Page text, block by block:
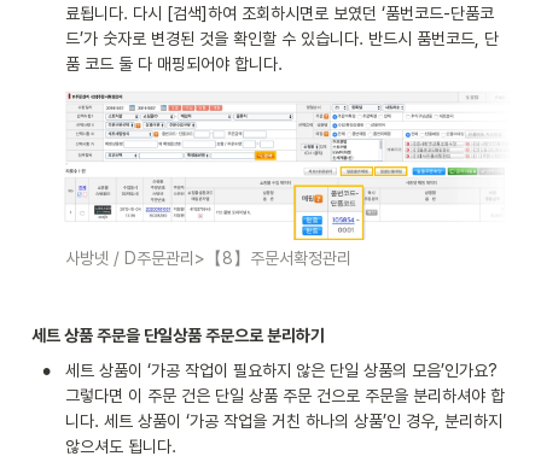
료됩니다. 다시 [검색]하여 조회하시면로 보였던 ‘품번코드-단품코
드’가 숫자로 변경된 것을 확인할 수 있습니다. 반드시 품번코드, 단
품 코드 둘 다 매핑되어야 합니다.
사방넷 / D주문관리>【8】주문서확정관리
세트 상품 주문을 단일상품 주문으로 분리하기
•
세트 상품이 ‘가공 작업이 필요하지 않은 단일 상품의 모음’인가요?
그렇다면 이 주문 건은 단일 상품 주문 건으로 주문을 분리하셔야 합
니다. 세트 상품이 ‘가공 작업을 거친 하나의 상품’인 경우, 분리하지
않으셔도 됩니다.